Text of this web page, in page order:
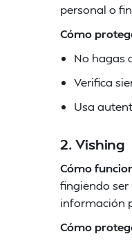
personal o
Cómo
No hagas
Verifica
Usa
2. Vishing
Cómo
fingiendo
información
Cómo